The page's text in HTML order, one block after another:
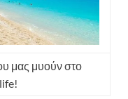
μας μυούν στο